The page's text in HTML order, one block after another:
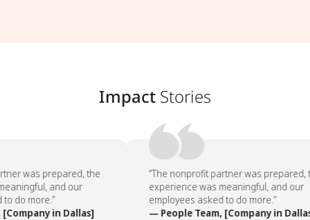
Impact Stories
was prepared, the
and our
do more.”
in Dallas]
“The nonprofit partner was prepared,
experience was meaningful, and our
employees asked to do more.”
— People Team, [Company in